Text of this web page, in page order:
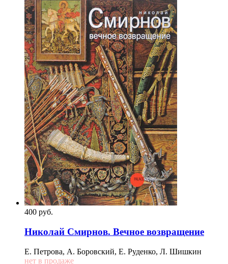
400 pуб.
Николай Смирнов. Вечное возвращение
Е. Петрова, А. Боровский, Е. Руденко, Л. Шишкин
нет в продаже